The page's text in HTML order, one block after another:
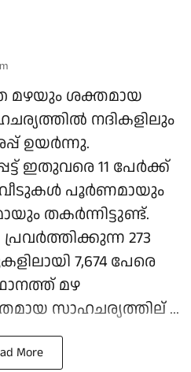
മഴയും ശക്തമായ
നദികളിലും
ഉയര്‍ന്നു.
ഇതുവരെ 11 പേര്‍ക്ക്
വീടുകള്‍ പൂര്‍ണമായും
തകര്‍ന്നിട്ടുണ്ട്.
പ്രവര്‍ത്തിക്കുന്ന 273
7,674 പേരെ
മഴ
സാഹചര്യത്തില് ...
More